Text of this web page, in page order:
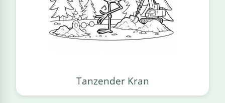
Tanzender Kran